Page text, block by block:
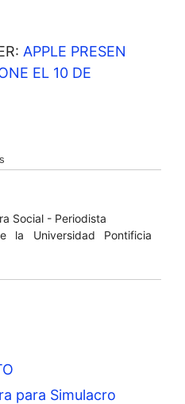
APPLE PRESEN
EL 10 DE
Social - Periodista
la Universidad Pontificia
para Simulacro